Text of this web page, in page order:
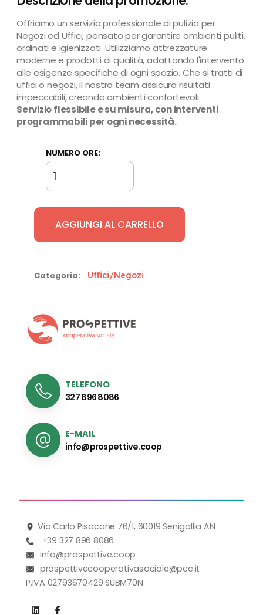
Offriamo un servizio professionale di pulizia per
Negozi ed Uffici, pensato per garantire ambienti puliti,
ordinati e igienizzati. Utilizziamo attrezzature
moderne e prodotti di qualità, adattando l'intervento
alle esigenze specifiche di ogni spazio. Che si tratti di
uffici o negozi, il nostro team assicura risultati
impeccabili, creando ambienti confortevoli.
Servizio flessibile e su misura, con interventi
programmabili per ogni necessità.
NUMERO ORE:
quantità
AGGIUNGI AL CARRELLO
Categoria: Uffici/Negozi
TELEFONO
327 896 8086
E-MAIL
info@prospettive.coop
Via Carlo Pisacane 76/1, 60019 Senigallia AN
+39 327 896 8086
info@prospettive.coop
prospettivecooperativasociale@pec.it
P.IVA 02793670429 SUBM70N